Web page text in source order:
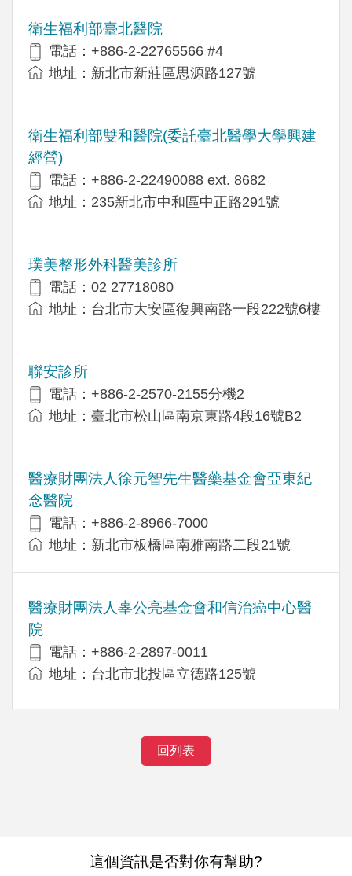
衛生福利部臺北醫院
電話：+886-2-22765566 #4
地址：新北市新莊區思源路127號
衛生福利部雙和醫院(委託臺北醫學大學興建
經營)
電話：+​886-2-22490088 ext. 8682
地址：​235新北市中和區中正路291號
璞美整形外科醫美診所
電話：02 27718080
地址：台北市大安區復興南路一段222號6樓
聯安診所
電話：+886-2-2570-2155分機2
地址：臺北市松山區南京東路4段16號B2
醫療財團法人徐元智先生醫藥基金會亞東紀
念醫院
電話：+886-2-8966-7000
地址：新北市板橋區南雅南路二段21號
醫療財團法人辜公亮基金會和信治癌中心醫
院
電話：+886-2-2897-0011
地址：台北市北投區立德路125號
回列表
這個資訊是否對你有幫助?